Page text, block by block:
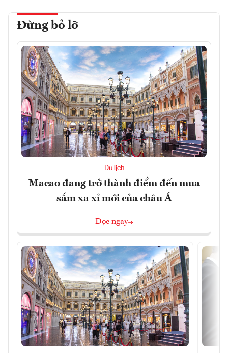
Đừng bỏ lỡ
Du lịch
Macao đang trở thành điểm đến mua
sắm xa xỉ mới của châu Á
Đọc ngay